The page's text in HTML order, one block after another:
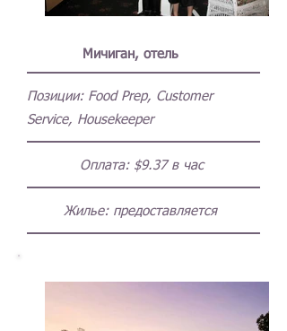
Мичиган, отель
Позиции: Food Prep, Customer
Service, Housekeeper
Оплата: $9.37 в час
Жилье: предоставляется